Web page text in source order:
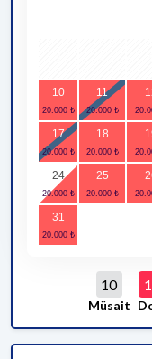
10 11
17 18
24 25
31
10
Müsait